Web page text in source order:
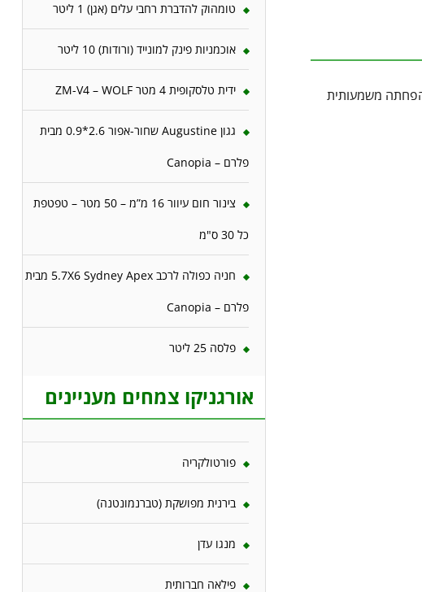
משמעותית
טומהוק להדברת רחבי עלים (אגן) 1 ליטר
אוכמניות פינק למונייד (ורודות) 10 ליטר
ידית טלסקופית 4 מטר ZM-V4 – WOLF
גגון Augustine שחור-אפור 2.6*0.9 מבית
פלרם – Canopia
צינור חום עיוור 16 מ”מ – 50 מטר – טפטפת
כל 30 ס"מ
חניה כפולה לרכב 5.7X6 Sydney Apex מבית
פלרם – Canopia
פלסה 25 ליטר
אורגניקו צמחים מעניינים
פורטולקריה
בירנית מפושקת (טברנמונטנה)
מנגו עדן
פילאה חברותית